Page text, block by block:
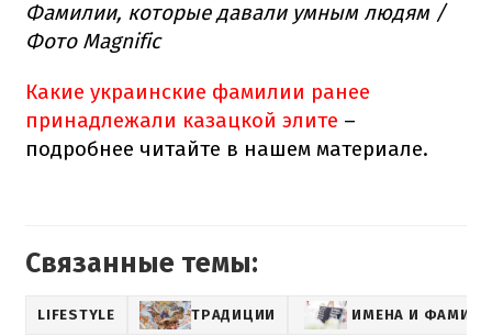
Фамилии, которые давали умным людям /
Фото Magnific
Какие украинские фамилии ранее
принадлежали казацкой элите –
подробнее читайте в нашем материале.
Связанные темы:
LIFESTYLE ТРАДИЦИИ ИМЕНА И